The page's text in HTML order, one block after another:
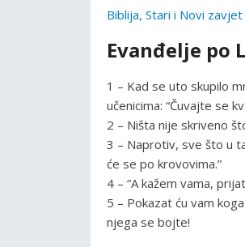
Biblija, Stari i Novi zavjet
Evanđelje po
1 – Kad se uto skupilo
učenicima: “Čuvajte se
2 – Ništa nije skriveno
3 – Naprotiv, sve što u
će se po krovovima.”
4 – “A kažem vama,
5 – Pokazat ću vam
njega se bojte!